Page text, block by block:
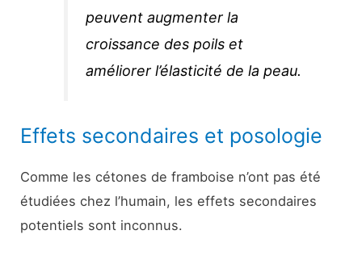
peuvent augmenter la
croissance des poils et
améliorer l’élasticité de la peau.
Effets secondaires et posologie
Comme les cétones de framboise n’ont pas été
étudiées chez l’humain, les effets secondaires
potentiels sont inconnus.